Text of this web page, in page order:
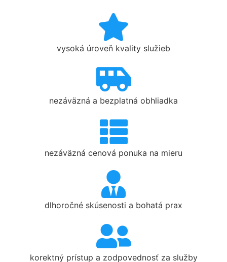
vysoká úroveň kvality služieb
nezáväzná a bezplatná obhliadka
nezáväzná cenová ponuka na mieru
dlhoročné skúsenosti a bohatá prax
korektný prístup a zodpovednosť za služby